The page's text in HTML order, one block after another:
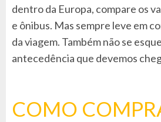
dentro da Europa, compare os
e ônibus. Mas sempre leve em
da viagem. Também não se
antecedência que devemos
COMO